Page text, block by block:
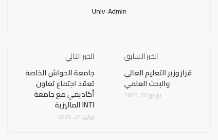
Univ-Admin
الخبر السابق
قرار وزير التعليم العالي
والبحث العلمي
يوليو 20, 2025
الخبر التالي
جامعة الحواش الخاصة
تعقد اجتماع تعاون
أكاديمي مع جامعة
INTI الماليزية
يوليو 24, 2025